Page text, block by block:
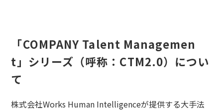
「COMPANY Talent Managemen
t」シリーズ（呼称：CTM2.0）につい
て
株式会社Works Human Intelligenceが提供する大手法